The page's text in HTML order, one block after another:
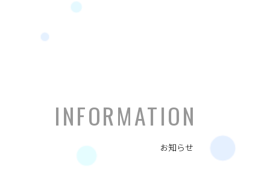
INFORMATION
お知らせ